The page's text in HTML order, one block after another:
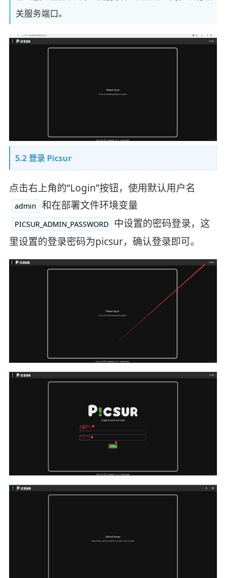
关服务端口。
5.2 登录 Picsur
点击右上角的“Login”按钮，使用默认用户名
admin 和在部署文件环境变量
PICSUR_ADMIN_PASSWORD
中设置的密码登录，这
里设置的登录密码为picsur，确认登录即可。